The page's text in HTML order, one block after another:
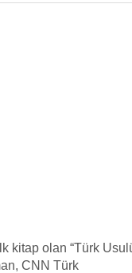
kitap olan “Türk
CNN Türk